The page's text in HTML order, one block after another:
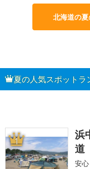
北海道の
夏の人気スポットラ
1
浜
道
安